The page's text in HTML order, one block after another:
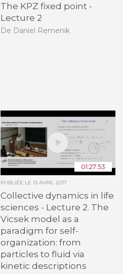
The KPZ fixed point -
Lecture 2
De Daniel Remenik
01:27:53
PUBLIÉE LE13 AVRIL 2017
Collective dynamics in life
sciences - Lecture 2. The
Vicsek model as a
paradigm for self-
organization: from
particles to fluid via
kinetic descriptions